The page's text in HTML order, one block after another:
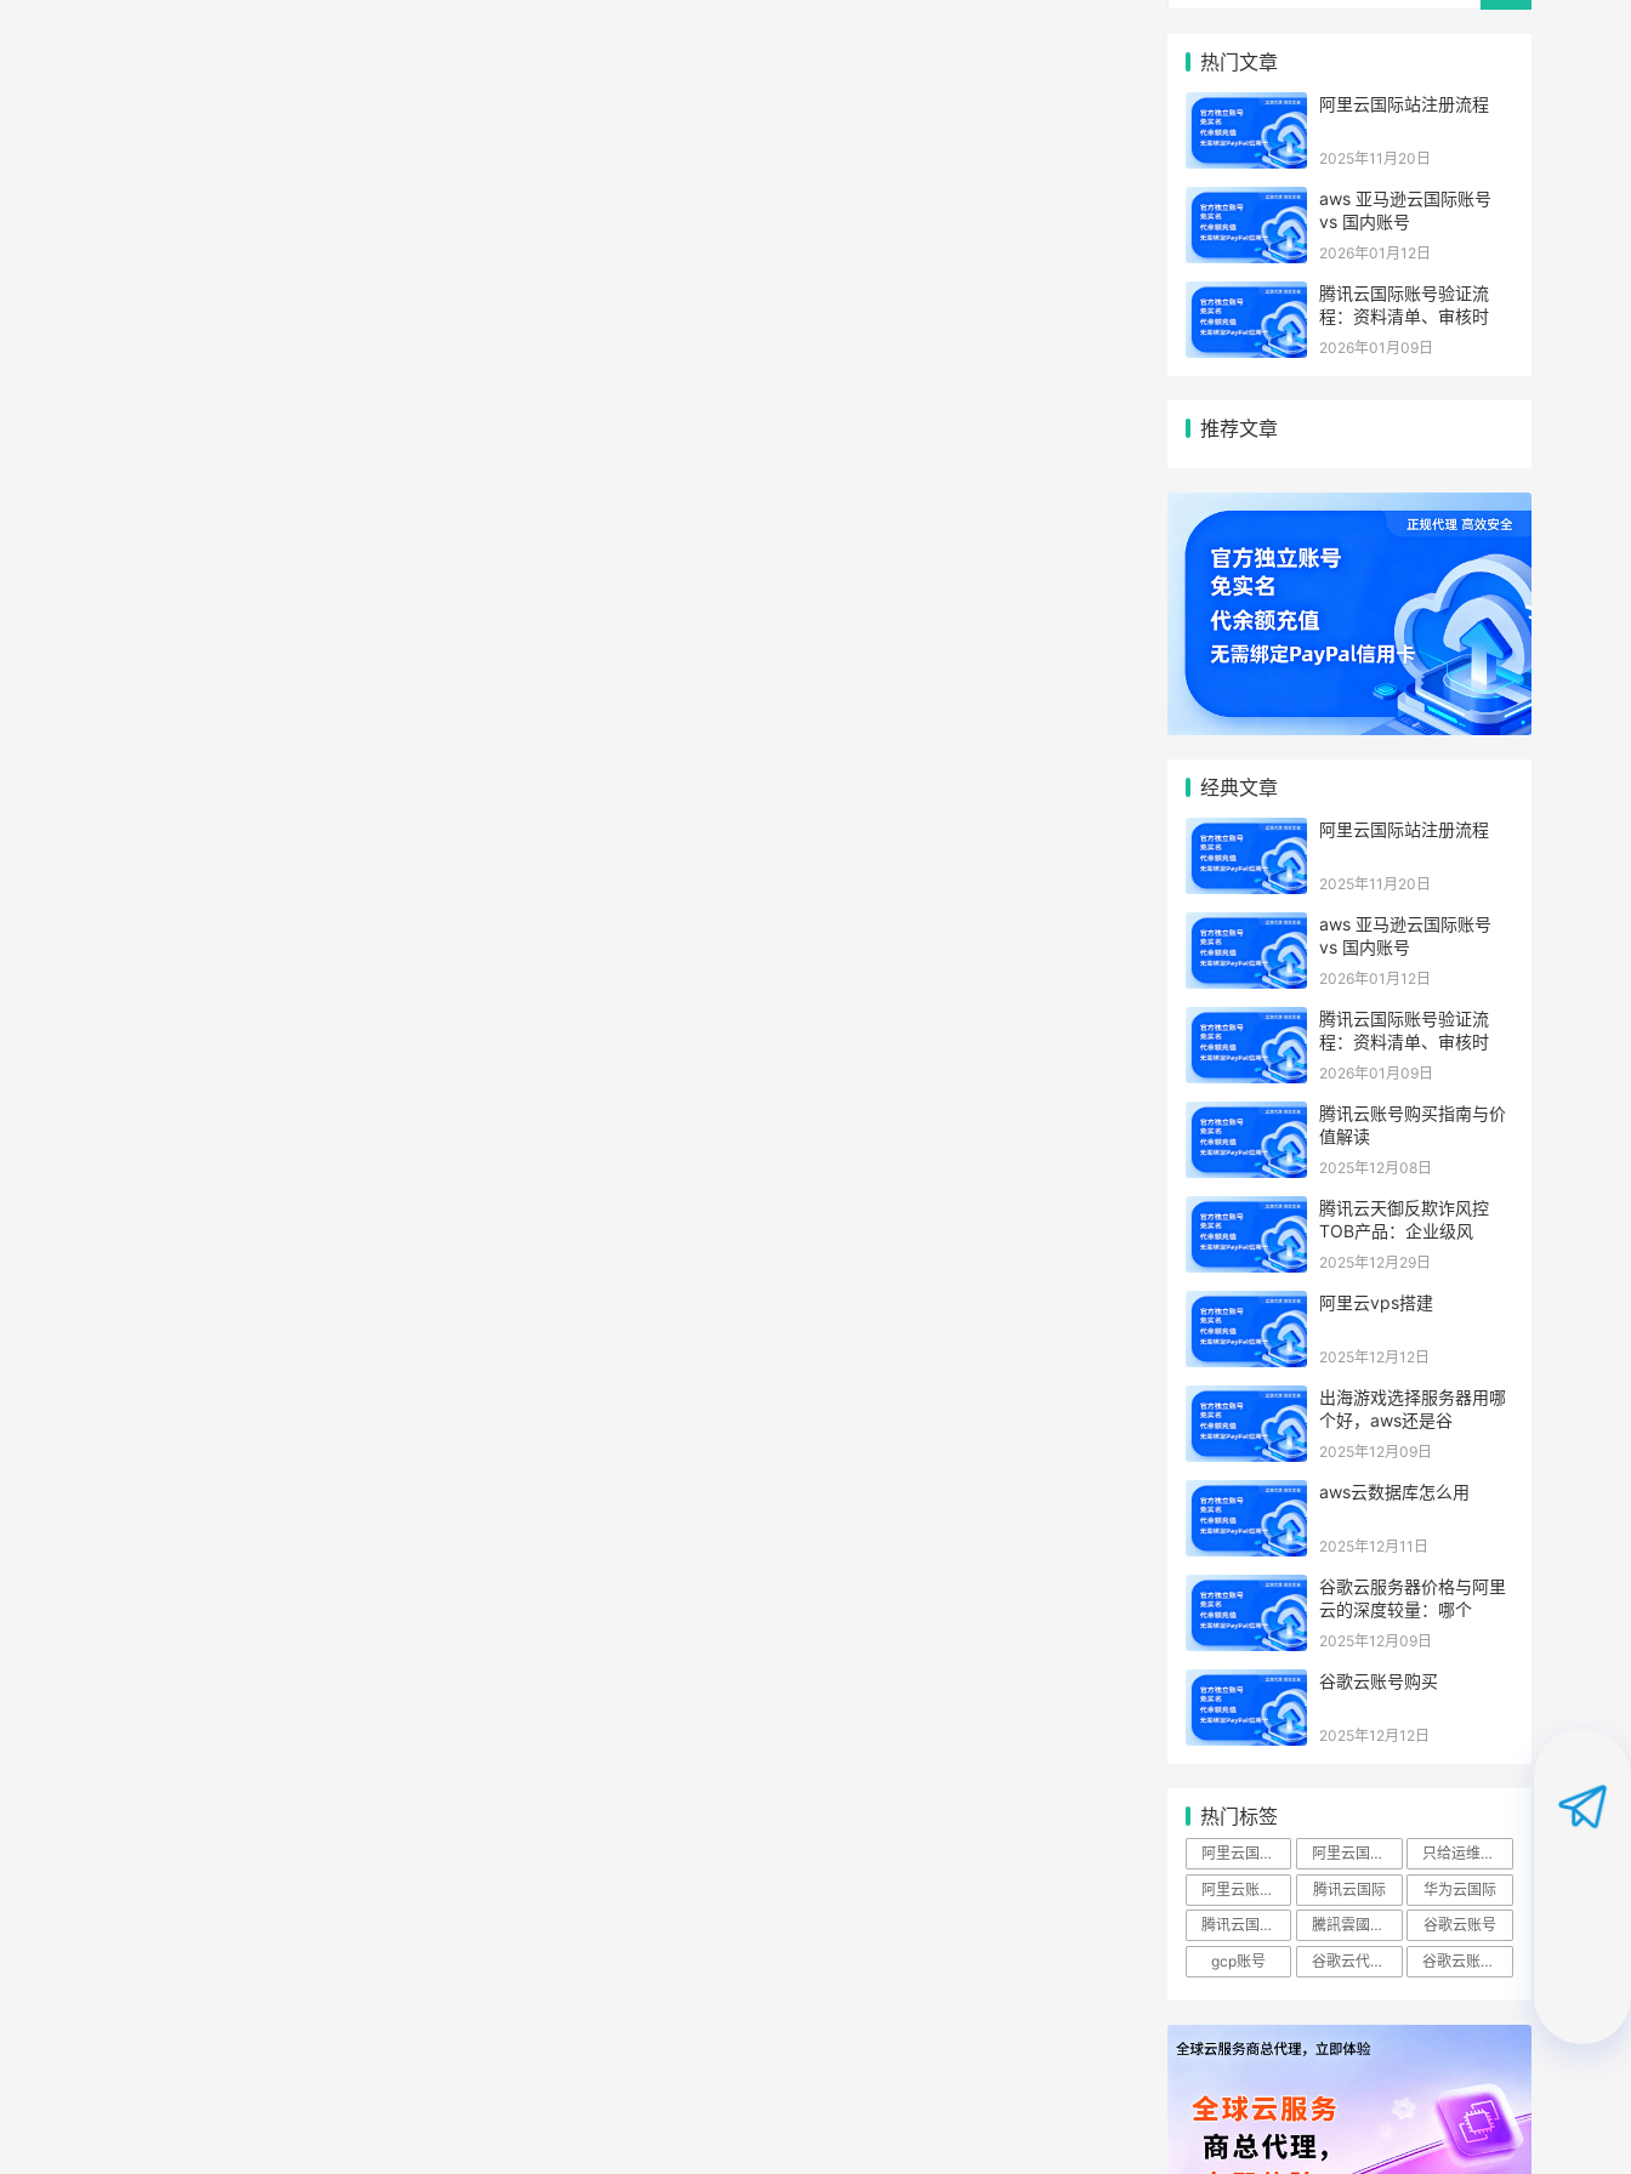
热门文章
阿里云国际站注册流程
2025年11月20日
aws 亚马逊云国际账号
vs 国内账号
2026年01月12日
腾讯云国际账号验证流
程：资料清单、审核时
2026年01月09日
推荐文章
经典文章
阿里云国际站注册流程
2025年11月20日
aws 亚马逊云国际账号
vs 国内账号
2026年01月12日
腾讯云国际账号验证流
程：资料清单、审核时
2026年01月09日
腾讯云账号购买指南与价
值解读
2025年12月08日
腾讯云天御反欺诈风控
TOB产品：企业级风
2025年12月29日
阿里云vps搭建
2025年12月12日
出海游戏选择服务器用哪
个好，aws还是谷
2025年12月09日
aws云数据库怎么用
2025年12月11日
谷歌云服务器价格与阿里
云的深度较量：哪个
2025年12月09日
谷歌云账号购买
2025年12月12日
热门标签
阿里云国际账号 阿里云国际站
只给运维开ECS查看权限怎么做？
阿里云账号购买：（RAM）授权
腾讯云国际
华为云国际
腾讯云国际版
騰訊雲國際站
谷歌云账号
gcp账号
谷歌云代理商 谷歌云账号购买